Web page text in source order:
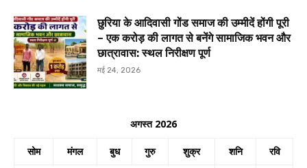
छुरिया के आदिवासी गोंड समाज की उम्मीदें होंगी पूरी
– एक करोड़ की लागत से बनेंगे सामाजिक भवन और
छात्रावास: स्थल निरीक्षण पूर्ण
मई 24, 2026
अगस्त 2026
सोम मंगल बुध गुरु शुक्र शनि रवि